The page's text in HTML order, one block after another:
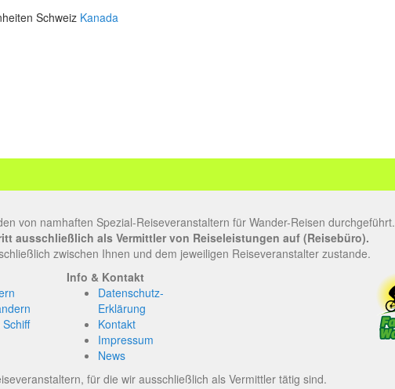
Schweiz Kanada
von namhaften Spezial-Reiseveranstaltern für Wander-Reisen durchgeführt.
ausschließlich als Vermittler von Reiseleistungen auf (Reisebüro).
zwischen Ihnen und dem jeweiligen Reiseveranstalter zustande.
Info & Kontakt
Datenschutz-
Erklärung
Kontakt
Impressum
News
für die wir ausschließlich als Vermittler tätig sind.